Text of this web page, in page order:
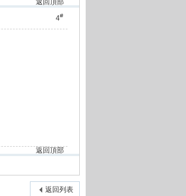
返回頂部
4#
返回頂部
返回列表